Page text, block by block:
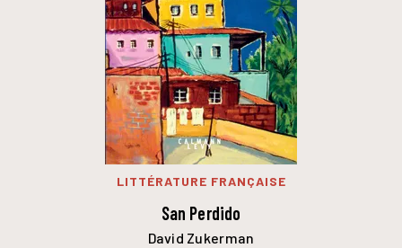
LITTÉRATURE FRANÇAISE
San Perdido
David Zukerman